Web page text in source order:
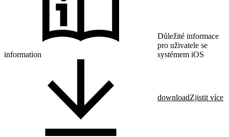
information
Důležité informace
pro uživatele se
systémem iOS
downloadZjistit více